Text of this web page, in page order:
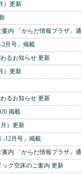
）更新
内 「からだ情報プラザ」
2月号」掲載
るお知らせ 更新
）更新
るお知らせ 更新
掲載
）更新
-12月号」掲載
内 「からだ情報プラザ」
ク空床のご案内 更新